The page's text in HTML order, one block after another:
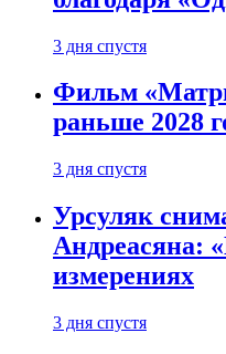
3 дня спустя
Фильм
раньше 2028
3 дня спустя
Урсуляк
Андреасяна:
измерениях
3 дня спустя